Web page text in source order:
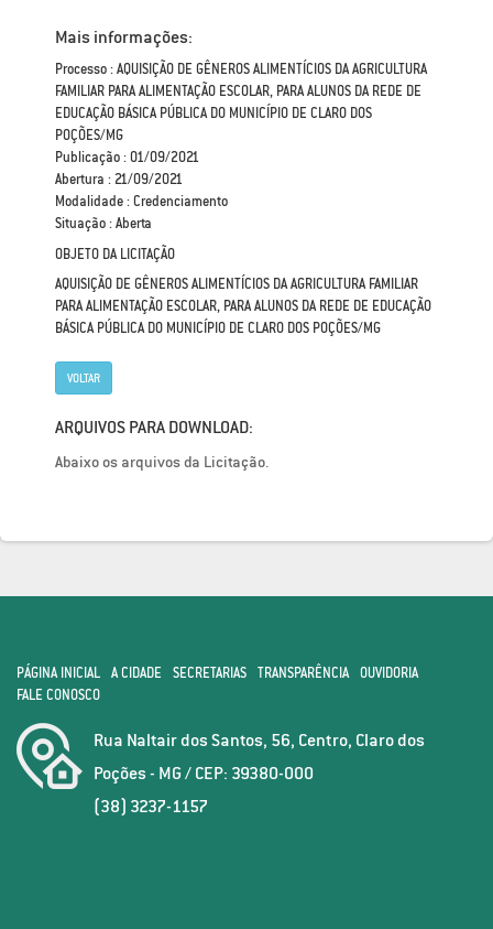
Mais informações:
Processo : AQUISIÇÃO DE GÊNEROS ALIMENTÍCIOS DA AGRICULTURA
FAMILIAR PARA ALIMENTAÇÃO ESCOLAR, PARA ALUNOS DA REDE DE
EDUCAÇÃO BÁSICA PÚBLICA DO MUNICÍPIO DE CLARO DOS
POÇÕES/MG
Publicação : 01/09/2021
Abertura : 21/09/2021
Modalidade : Credenciamento
Situação : Aberta
OBJETO DA LICITAÇÃO
AQUISIÇÃO DE GÊNEROS ALIMENTÍCIOS DA AGRICULTURA FAMILIAR
PARA ALIMENTAÇÃO ESCOLAR, PARA ALUNOS DA REDE DE EDUCAÇÃO
BÁSICA PÚBLICA DO MUNICÍPIO DE CLARO DOS POÇÕES/MG
VOLTAR
ARQUIVOS PARA DOWNLOAD:
Abaixo os arquivos da Licitação.
PÁGINA INICIAL A CIDADE SECRETARIAS TRANSPARÊNCIA
OUVIDORIA
FALE CONOSCO
Rua Naltair dos Santos, 56, Centro, Claro dos
Poções - MG / CEP: 39380-000
(38) 3237-1157